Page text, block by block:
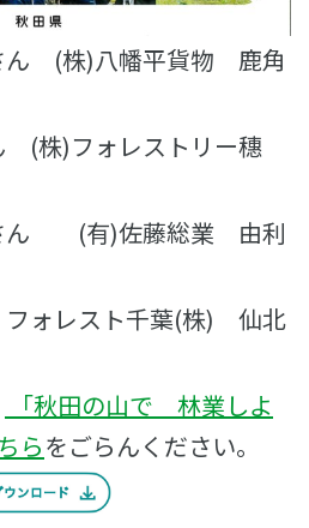
(株)八幡平貨物 鹿角
株)フォレストリー穗
ん (有)佐藤総業 由利
ォレスト千葉(株) 仙北
「秋田の山で 林業しよ
らをごらんください。